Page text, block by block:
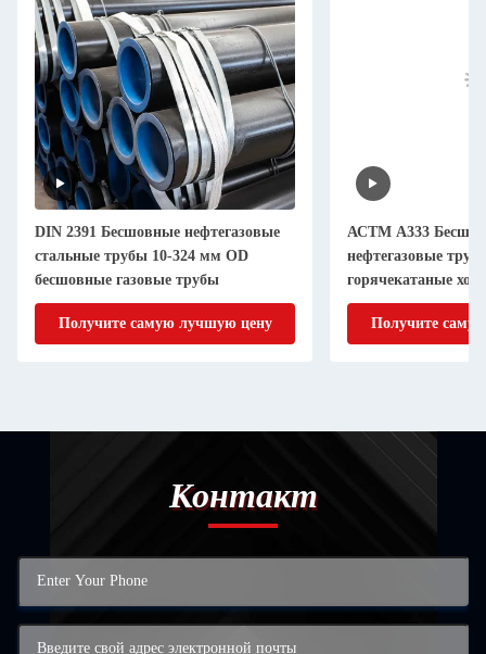
DIN 2391 Бесшовные нефтегазовые
стальные трубы 10-324 мм OD
бесшовные газовые трубы
Получите самую лучшую цену
АСТМ A333
нефтегазовые
горячекатаные
Получите
Контакт